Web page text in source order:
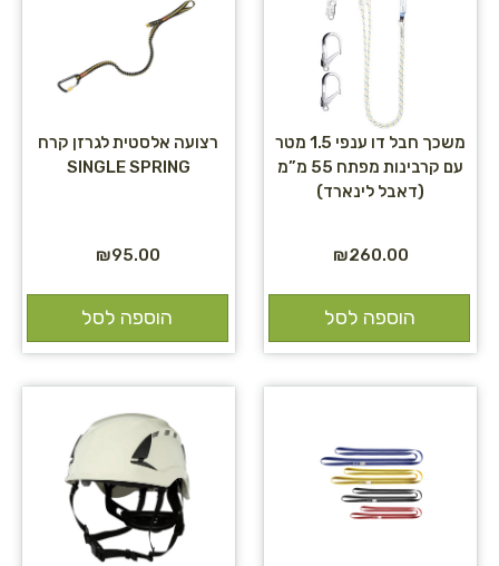
משכך חבל דו ענפי 1.5 מטר
עם קרבינות מפתח 55 מ”מ
(דאבל לינארד)
₪260.00
הוספה לסל
רצועה אלסטית לגרזן קרח
SINGLE SPRING
₪95.00
הוספה לסל